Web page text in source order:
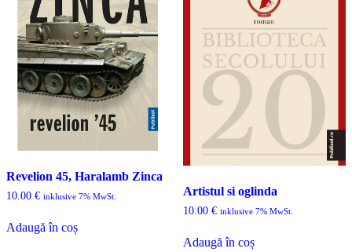
Revelion 45, Haralamb Zinca
10.00 € inklusive 7% MwSt.
Adaugă în coș
Artistul si oglinda
10.00 € inklusive 7% MwSt.
Adaugă în coș